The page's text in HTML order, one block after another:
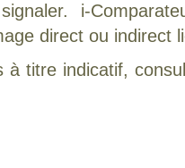
i-
direct ou indirect
à titre indicatif,